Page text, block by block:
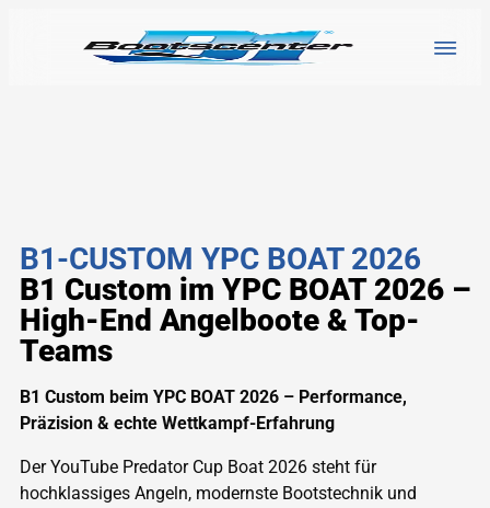
B1-CUSTOM YPC BOAT 2026
B1 Custom im YPC BOAT 2026 –
High-End Angelboote & Top-
Teams
B1 Custom beim YPC BOAT 2026 – Performance,
Präzision & echte Wettkampf-Erfahrung
Der YouTube Predator Cup Boat 2026 steht für
hochklassiges Angeln, modernste Bootstechnik und